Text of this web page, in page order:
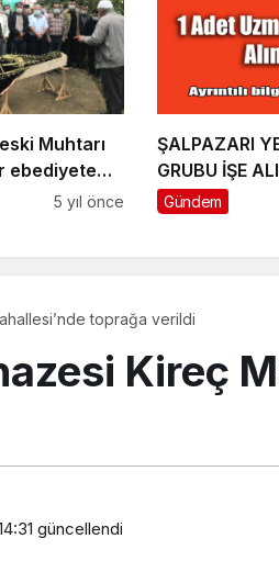
Muhtarı
ebediyete
5 yıl önce
ŞALPAZARI
GRUBU İŞE
Gündem
Kaya’nın cenazesi Kireç Mahallesi’nde toprağa verildi
Kireç
güncellendi